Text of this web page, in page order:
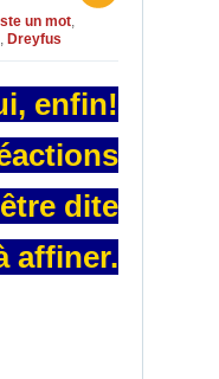
un mot
Dreyfus
enfin!
dite
affiner.